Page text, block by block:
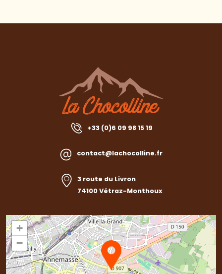
+33 (0)6 09 98 15 19
contact@lachocolline.fr
3 route du Livron
74100 Vétraz-Monthoux
+
−